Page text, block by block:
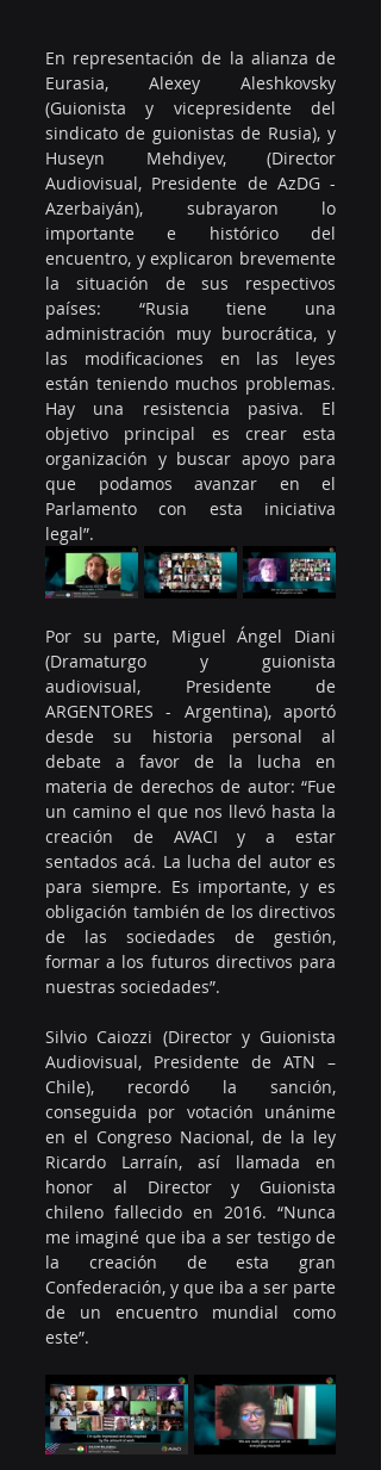
En representación de la alianza de
Eurasia, Alexey Aleshkovsky
(Guionista y vicepresidente del
sindicato de guionistas de Rusia), y
Huseyn Mehdiyev, (Director
Audiovisual, Presidente de AzDG -
Azerbaiyán), subrayaron lo
importante e histórico del
encuentro, y explicaron brevemente
la situación de sus respectivos
países: “Rusia tiene una
administración muy burocrática, y
las modificaciones en las leyes
están teniendo muchos problemas.
Hay una resistencia pasiva. El
objetivo principal es crear esta
organización y buscar apoyo para
que podamos avanzar en el
Parlamento con esta iniciativa
legal”.
Por su parte, Miguel Ángel Diani
(Dramaturgo y guionista
audiovisual, Presidente de
ARGENTORES - Argentina), aportó
desde su historia personal al
debate a favor de la lucha en
materia de derechos de autor: “Fue
un camino el que nos llevó hasta la
creación de AVACI y a estar
sentados acá. La lucha del autor es
para siempre. Es importante, y es
obligación también de los directivos
de las sociedades de gestión,
formar a los futuros directivos para
nuestras sociedades”.
Silvio Caiozzi (Director y Guionista
Audiovisual, Presidente de ATN –
Chile), recordó la sanción,
conseguida por votación unánime
en el Congreso Nacional, de la ley
Ricardo Larraín, así llamada en
honor al Director y Guionista
chileno fallecido en 2016. “Nunca
me imaginé que iba a ser testigo de
la creación de esta gran
Confederación, y que iba a ser parte
de un encuentro mundial como
este”.